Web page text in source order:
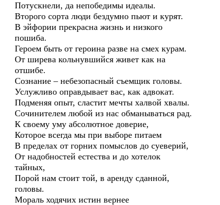
Потускнели, да непобедимы идеалы.
Второго сорта люди бездумно пьют и курят.
В эйфории прекрасна жизнь и низкого
пошиба.
Героем быть от героина разве на смех курам.
От ширева кольнувшийся живет как на
отшибе.
Сознание – небезопасный съемщик головы.
Услужливо оправдывает вас, как адвокат.
Подменяя опыт, сластит мечты халвой хвалы.
Сочинителем любой из нас обманываться рад.
К своему уму абсолютное доверие,
Которое всегда мы при выборе питаем
В пределах от горних помыслов до суеверий,
От надобностей естества и до хотелок
тайных,
Порой нам стоит той, в аренду сданной,
головы.
Мораль ходячих истин вернее